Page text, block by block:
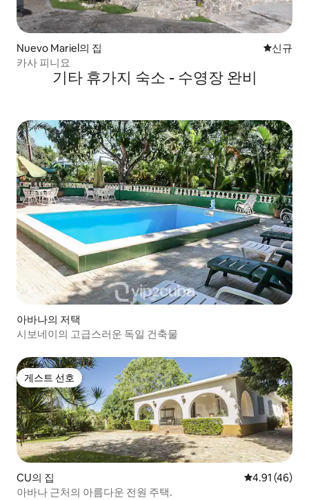
Nuevo Mariel의 집 신규 숙소
신규
카사 피니요
기타 휴가지 숙소 - 수영장 완비
아바나의 저택
시보네이의 고급스러운 독일 건축물
게스트 선호
게스트 선호
CU의 집 평점 4.91점
4.91 (46)
아바나 근처의 아름다운 전원 주택.